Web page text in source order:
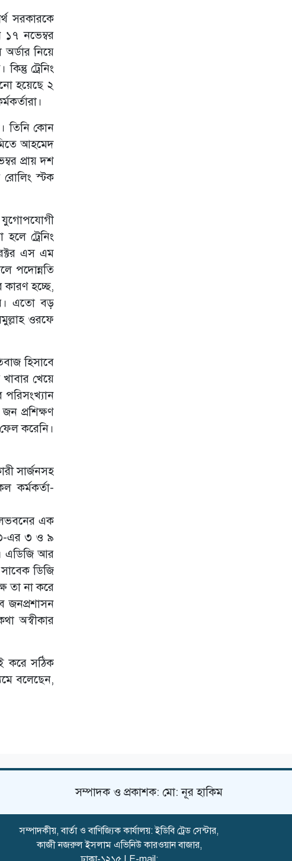
সরকারকে
১৭ নভেম্বর
নিয়ে
ট্রেনিং
হয়েছে ২
তিনি কোন
আহমেদ
প্রায় দশ
রোলিং স্টক
যুগোপযোগী
ট্রেনিং
এস এম
পদোন্নতি
হচ্ছে,
এতো বড়
ওরফে
হিসাবে
খেয়ে
প্রশিক্ষণ
করেনি।
সার্জনসহ
কর্মকর্তা-
এক
এর ৩ ও ৯
এডিজি আর
ডিজি
তা না করে
জনপ্রশাসন
অস্বীকার
করে সঠিক
বলেছেন,
সম্পাদক ও প্রকাশক: মো: নূর হাকিম
সম্পাদকীয়, বার্তা ও বাণিজ্যিক কার্যালয়: ইডিবি ট্রেড সেন্টার,
কাজী নজরুল ইসলাম এভিনিউ কারওয়ান বাজার,